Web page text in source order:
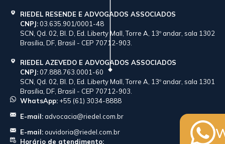
RIEDEL RESENDE E ADVOGADOS ASSOCIADOS
CNPJ:03.635.901/0001-48
SCN, Qd. 02, Bl. D, Ed. Liberty Mall, Torre A, 13º andar, sala 1302
Brasília, DF, Brasil - CEP 70712-903.
RIEDEL AZEVEDO E ADVOGADOS ASSOCIADOS
CNPJ:07.888.763.0001-60
SCN, Qd. 02, Bl. D, Ed. Liberty Mall, Torre A, 13º andar, sala 1301
Brasília, DF, Brasil - CEP 70712-903.
WhatsApp: +55 (61) 3034-8888
E-mail:advocacia@riedel.com.br
E-mail:ouvidoria@riedel.com.br
Horário de atendimento: